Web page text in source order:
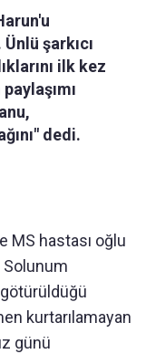
şarkıcı
ilk kez
dedi.
MS hastası oğlu
Solunum
kurtarılamayan
günü